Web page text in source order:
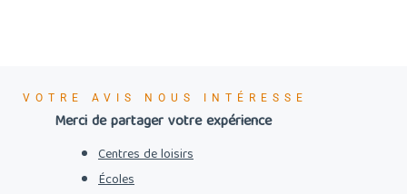
VOTRE AVIS NOUS INTÉRESSE
Merci de partager votre expérience
Centres de loisirs
Écoles